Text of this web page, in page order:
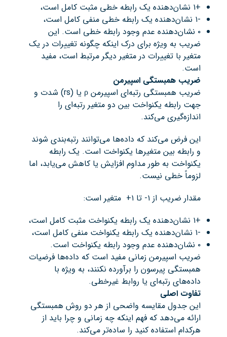
+۱ نشان‌دهنده یک رابطه خطی مثبت کامل است،
-۱ نشان‌دهنده یک رابطه خطی منفی کامل است،
۰ نشان‌دهنده عدم وجود رابطه خطی است. این
ضریب به ویژه برای درک اینکه چگونه تغییرات در یک
متغیر با تغییرات در متغیر دیگر مرتبط است، مفید
است.
ضریب همبستگی اسپیرمن
ضریب همبستگی رتبه‌ای اسپیرمن ρ یا (rs) شدت و
جهت رابطه یکنواخت بین دو متغیر رتبه‌ای را
اندازه‌گیری می‌کند.
این فرض می‌کند که داده‌ها می‌توانند رتبه‌بندی شوند
و رابطه بین متغیرها یکنواخت است. یک رابطه
یکنواخت به طور مداوم افزایش یا کاهش می‌یابد، اما
لزوماً خطی نیست.
مقدار ضریب از ۱- تا ۱+ متغیر است:
+۱ نشان‌دهنده یک رابطه یکنواخت مثبت کامل است،
-۱ نشان‌دهنده یک رابطه یکنواخت منفی کامل است،
۰ نشان‌دهنده عدم وجود رابطه یکنواخت است.
ضریب اسپیرمن زمانی مفید است که داده‌ها فرضیات
همبستگی پیرسون را برآورده نکنند، به ویژه با
داده‌های رتبه‌ای یا روابط غیرخطی.
تفاوت اصلی
این جدول مقایسه واضحی از هر دو روش همبستگی
ارائه می‌دهد که فهم اینکه چه زمانی و چرا باید از
هرکدام استفاده کنید را ساده‌تر می‌کند.